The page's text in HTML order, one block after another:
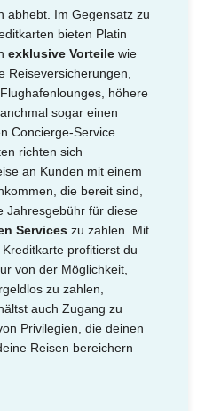
abhebt. Im Gegensatz zu
bieten Platin
exklusive Vorteile wie
Reiseversicherungen,
höhere
sogar einen
Concierge-Service.
richten sich
an Kunden mit einem
die bereit sind,
Jahresgebühr für diese
Services zu zahlen. Mit
profitierst du
von der Möglichkeit,
zu zahlen,
auch Zugang zu
Privilegien, die deinen
Reisen bereichern